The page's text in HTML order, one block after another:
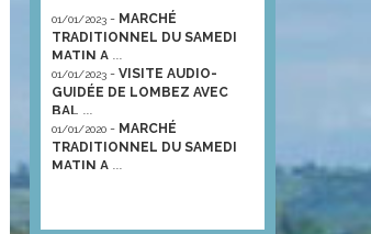
01/01/2023- MARCHÉ
TRADITIONNEL DU SAMEDI
MATIN A ...
01/01/2023- VISITE AUDIO-
GUIDÉE DE LOMBEZ AVEC
BAL ...
01/01/2020- MARCHÉ
TRADITIONNEL DU SAMEDI
MATIN A ...